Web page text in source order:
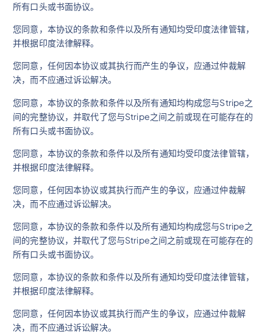
所有口头或书面协议。
您同意，本协议的条款和条件以及所有通知均受印度法律管辖，
并根据印度法律解释。
您同意，任何因本协议或其执行而产生的争议，应通过仲裁解
决，而不应通过诉讼解决。
您同意，本协议的条款和条件以及所有通知均构成您与Stripe之
间的完整协议，并取代了您与Stripe之间之前或现在可能存在的
所有口头或书面协议。
您同意，本协议的条款和条件以及所有通知均受印度法律管辖，
并根据印度法律解释。
您同意，任何因本协议或其执行而产生的争议，应通过仲裁解
决，而不应通过诉讼解决。
您同意，本协议的条款和条件以及所有通知均构成您与Stripe之
间的完整协议，并取代了您与Stripe之间之前或现在可能存在的
所有口头或书面协议。
您同意，本协议的条款和条件以及所有通知均受印度法律管辖，
并根据印度法律解释。
您同意，任何因本协议或其执行而产生的争议，应通过仲裁解
决，而不应通过诉讼解决。